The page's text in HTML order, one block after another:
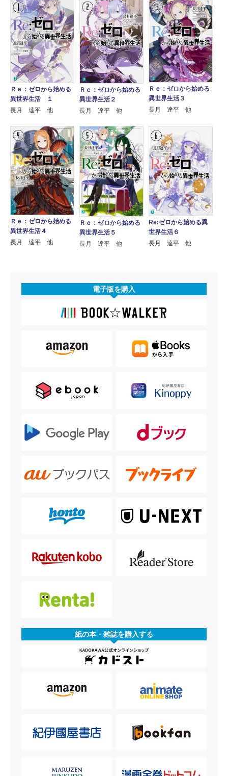
Ｒｅ：ゼロから始める
異世界生活 １
長月 達平 他
Ｒｅ：ゼロから始める
異世界生活２
長月 達平 他
Ｒｅ：ゼロから始める
異世界生活３
長月 達平 他
Ｒｅ：ゼロから始める
異世界生活４
長月 達平 他
Ｒｅ：ゼロから始める
異世界生活５
長月 達平 他
Re:ゼロから始める異
世界生活６
長月 達平 他
電子版を購入
紙の本・雑誌を購入する